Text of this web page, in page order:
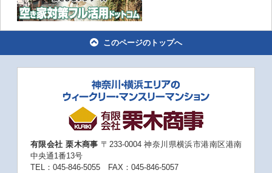
このページのトップへ
有限会社 栗木商事 〒233-0004 神奈川県横浜市港南区港南
中央通1番13号
TEL：045-846-5055 FAX：045-846-5057